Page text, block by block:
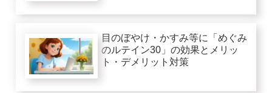
目のぼやけ・かすみ等に「めぐみ
のルテイン30」の効果とメリッ
ト・デメリット対策